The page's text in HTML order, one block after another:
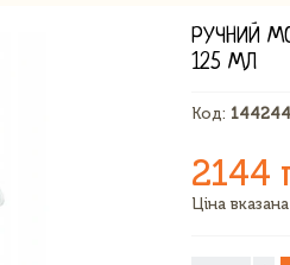
РУЧНИЙ
125 МЛ
Код:
2144
Ціна